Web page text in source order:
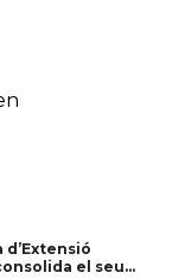
d’Extensió
el seu...